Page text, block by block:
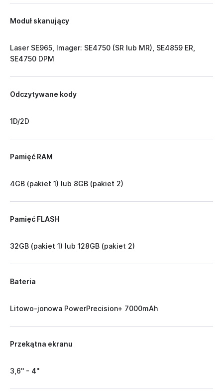
Moduł skanujący
Laser SE965, Imager: SE4750 (SR lub MR), SE4859 ER,
SE4750 DPM
Odczytywane kody
1D/2D
Pamięć RAM
4GB (pakiet 1) lub 8GB (pakiet 2)
Pamięć FLASH
32GB (pakiet 1) lub 128GB (pakiet 2)
Bateria
Litowo-jonowa PowerPrecision+ 7000mAh
Przekątna ekranu
3,6'' - 4''